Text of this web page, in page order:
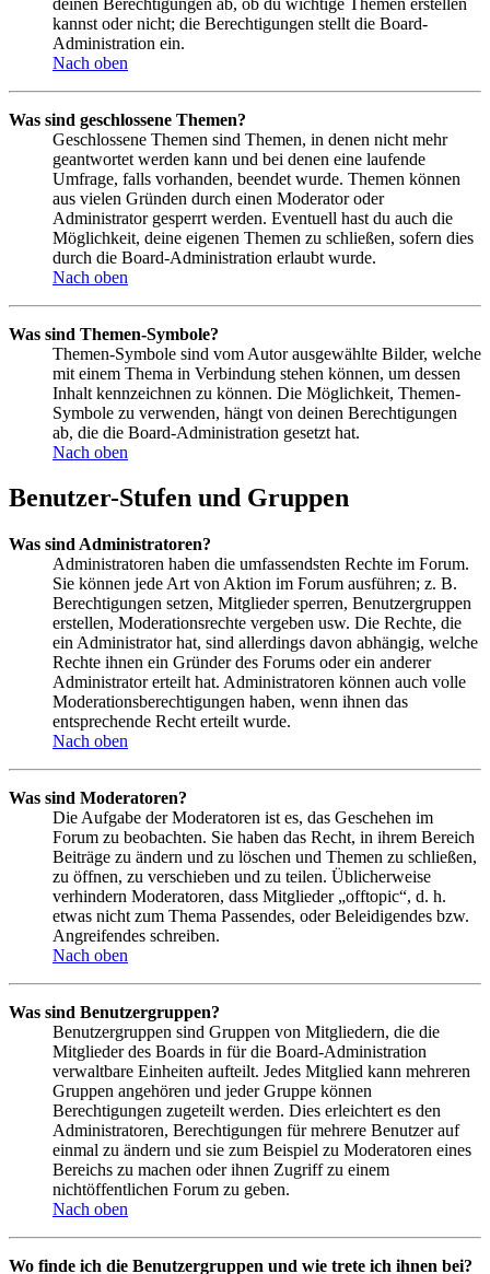
kannst oder nicht; die Berechtigungen stellt die Board-
Administration ein.
Nach oben
Was sind geschlossene Themen?
Geschlossene Themen sind Themen, in denen nicht mehr
geantwortet werden kann und bei denen eine laufende
Umfrage, falls vorhanden, beendet wurde. Themen können
aus vielen Gründen durch einen Moderator oder
Administrator gesperrt werden. Eventuell hast du auch die
Möglichkeit, deine eigenen Themen zu schließen, sofern dies
durch die Board-Administration erlaubt wurde.
Nach oben
Was sind Themen-Symbole?
Themen-Symbole sind vom Autor ausgewählte Bilder, welche
mit einem Thema in Verbindung stehen können, um dessen
Inhalt kennzeichnen zu können. Die Möglichkeit, Themen-
Symbole zu verwenden, hängt von deinen Berechtigungen
ab, die die Board-Administration gesetzt hat.
Nach oben
Benutzer-Stufen und Gruppen
Was sind Administratoren?
Administratoren haben die umfassendsten Rechte im Forum.
Sie können jede Art von Aktion im Forum ausführen; z. B.
Berechtigungen setzen, Mitglieder sperren, Benutzergruppen
erstellen, Moderationsrechte vergeben usw. Die Rechte, die
ein Administrator hat, sind allerdings davon abhängig, welche
Rechte ihnen ein Gründer des Forums oder ein anderer
Administrator erteilt hat. Administratoren können auch volle
Moderationsberechtigungen haben, wenn ihnen das
entsprechende Recht erteilt wurde.
Nach oben
Was sind Moderatoren?
Die Aufgabe der Moderatoren ist es, das Geschehen im
Forum zu beobachten. Sie haben das Recht, in ihrem Bereich
Beiträge zu ändern und zu löschen und Themen zu schließen,
zu öffnen, zu verschieben und zu teilen. Üblicherweise
verhindern Moderatoren, dass Mitglieder „offtopic“, d. h.
etwas nicht zum Thema Passendes, oder Beleidigendes bzw.
Angreifendes schreiben.
Nach oben
Was sind Benutzergruppen?
Benutzergruppen sind Gruppen von Mitgliedern, die die
Mitglieder des Boards in für die Board-Administration
verwaltbare Einheiten aufteilt. Jedes Mitglied kann mehreren
Gruppen angehören und jeder Gruppe können
Berechtigungen zugeteilt werden. Dies erleichtert es den
Administratoren, Berechtigungen für mehrere Benutzer auf
einmal zu ändern und sie zum Beispiel zu Moderatoren eines
Bereichs zu machen oder ihnen Zugriff zu einem
nichtöffentlichen Forum zu geben.
Nach oben
Wo finde ich die Benutzergruppen und wie trete ich ihnen bei?